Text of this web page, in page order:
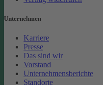
Unternehmen
Karriere
Presse
Das sind wir
Vorstand
Unternehmensberichte
Standorte